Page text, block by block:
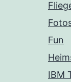
Fun
IBM